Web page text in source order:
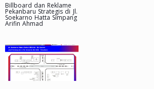
Billboard dan Reklame
Pekanbaru Strategis di Jl.
Soekarno Hatta Simpang
Arifin Ahmad